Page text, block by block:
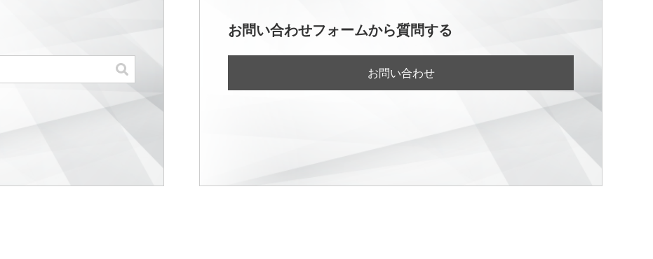
お問い合わせフォームから質問する
お問い合わせ